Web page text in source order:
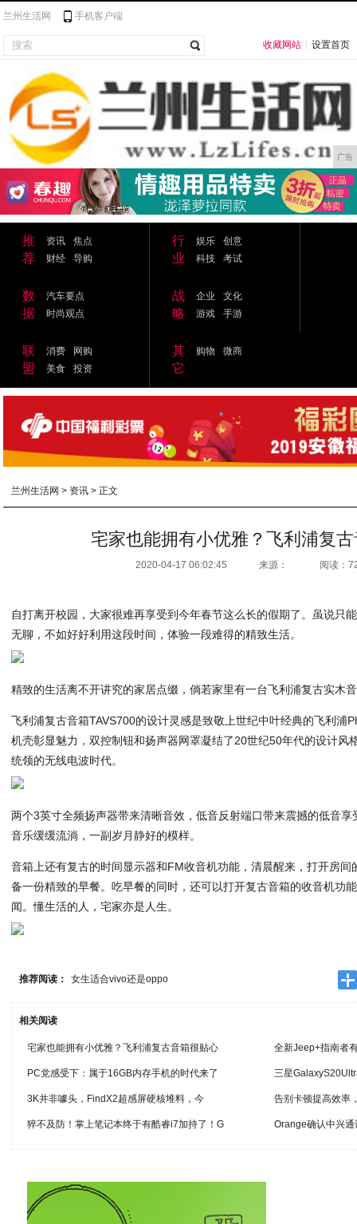
兰州生活网 手机客户端
收藏网站 设置首页
广告
推
荐
资讯
焦点
财经
导购
行
业
娱乐
创意
科技
考试
数
据
汽车要点
时尚观点
战
略
企业
文化
游戏
手游
联
盟
消费
网购
美食
投资
其
它
购物 微商
兰州生活网 > 资讯 > 正文
宅家也能拥有小优雅？飞利浦复
2020-04-17 06:02:45 来源： 阅读：
自打离开校园，大家很难再享受到今年春节这么长的假期了。虽说只
无聊，不如好好利用这段时间，体验一段难得的精致生活。
精致的生活离不开讲究的家居点缀，倘若家里有一台飞利浦复古实木
飞利浦复古音箱TAVS700的设计灵感是致敬上世纪中叶经典的飞利浦
机壳彰显魅力，双控制钮和扬声器网罩凝结了20世纪50年代的设计风
统领的无线电波时代。
两个3英寸全频扬声器带来清晰音效，低音反射端口带来震撼的低音
音乐缓缓流淌，一副岁月静好的模样。
音箱上还有复古的时间显示器和FM收音机功能，清晨醒来，打开房间
备一份精致的早餐。吃早餐的同时，还可以打开复古音箱的收音机功
闻。懂生活的人，宅家亦是人生。
推荐阅读： 女生适合vivo还是oppo
相关阅读
宅家也能拥有小优雅？飞利浦复古音箱很贴心 全新Jeep+指南者
PC党感受下：属于16GB内存手机的时代来了 三星
3K并非噱头，FindX2超感屏硬核堆料，今 告别卡顿提高效率
猝不及防！掌上笔记本终于有酷睿i7加持了！G Orange确认中兴